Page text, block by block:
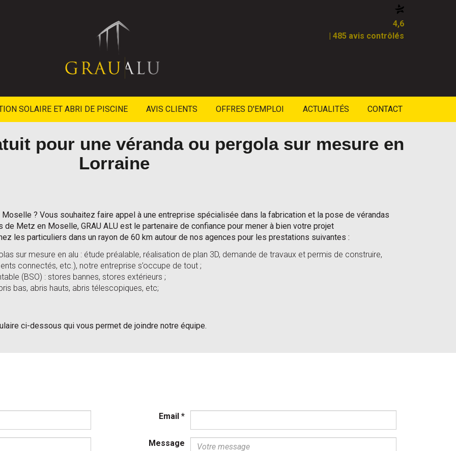
4,6
| 485 avis contrôlés
SOLAIRE ET ABRI DE PISCINE AVIS CLIENTS OFFRES D'EMPLOI ACTUALITÉS CONTACT
pour une véranda ou pergola sur mesure en
Lorraine
? Vous souhaitez faire appel à une entreprise spécialisée dans la fabrication et la pose de vérandas
Metz en Moselle, GRAU ALU est le partenaire de confiance pour mener à bien votre projet
les particuliers dans un rayon de 60 km autour de nos agences pour les prestations suivantes :
sur mesure en alu : étude préalable, réalisation de plan 3D, demande de travaux et permis de construire,
connectés, etc.), notre entreprise s’occupe de tout ;
(BSO) : stores bannes, stores extérieurs ;
bas, abris hauts, abris télescopiques, etc;
ci-dessous qui vous permet de joindre notre équipe.
Email*
Message